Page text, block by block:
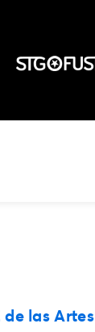
de las Artes